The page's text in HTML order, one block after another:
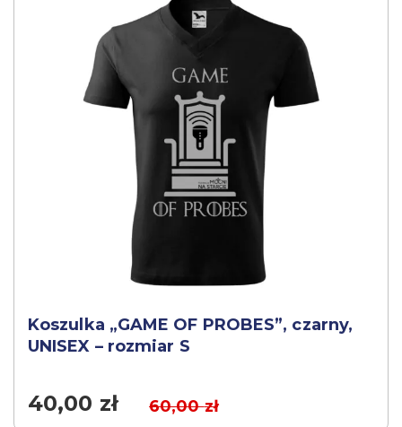
Koszulka „GAME OF PROBES”, czarny,
UNISEX – rozmiar S
40,00 zł 60,00zł